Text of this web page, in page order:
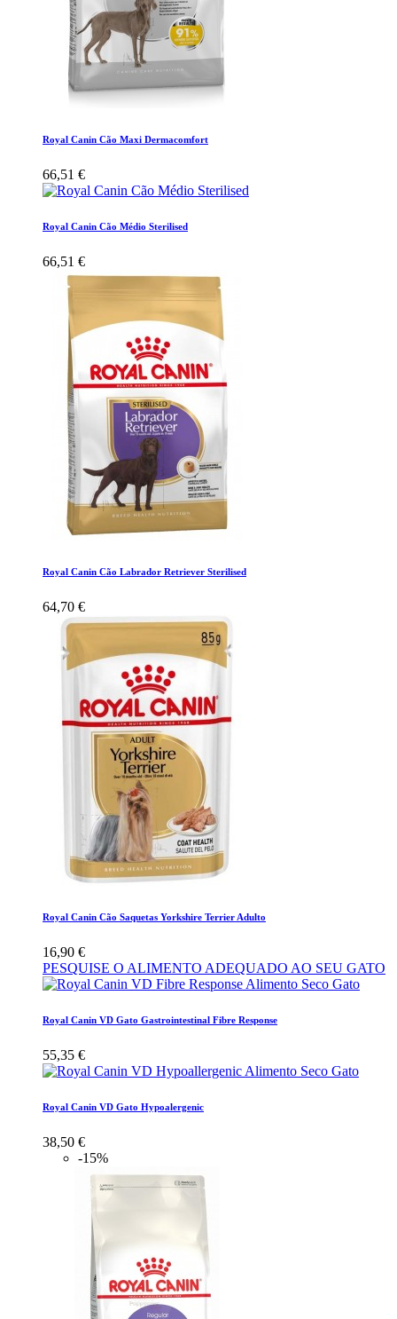
Royal Canin Cão Maxi Dermacomfort
66,51 €
Royal Canin Cão Médio Sterilised
66,51 €
Royal Canin Cão Labrador Retriever Sterilised
64,70 €
Royal Canin Cão Saquetas Yorkshire Terrier Adulto
16,90 €
PESQUISE O ALIMENTO ADEQUADO AO SEU GATO
Royal Canin VD Gato Gastrointestinal Fibre Response
55,35 €
Royal Canin VD Gato Hypoalergenic
38,50 €
-15%